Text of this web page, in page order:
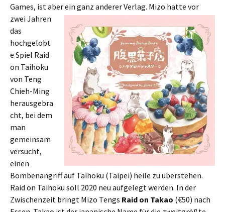
Games, ist aber ein ganz anderer Verlag. Mizo hatte vor
zwei Jahren
das
hochgelobt
e Spiel Raid
on Taihoku
von Teng
Chieh-Ming
herausgebra
cht, bei dem
man
gemeinsam
versucht,
einen
Bombenangriff auf Taihoku (Taipei) heile zu überstehen.
Raid on Taihoku soll 2020 neu aufgelegt werden. In der
Zwischenzeit bringt Mizo Tengs Raid on Takao (€50) nach